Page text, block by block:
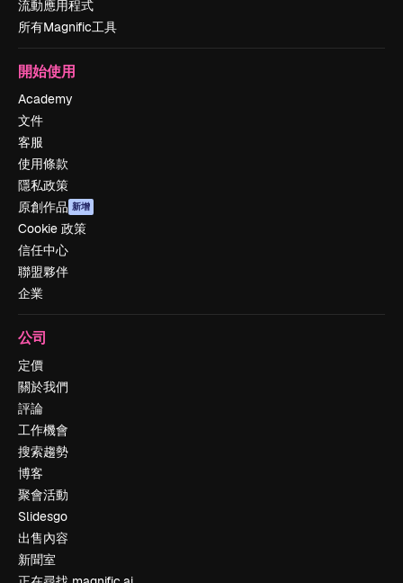
流動應用程式
所有Magnific工具
開始使用
Academy
文件
客服
使用條款
隱私政策
原創作品 新增
Cookie 政策
信任中心
聯盟夥伴
企業
公司
定價
關於我們
評論
工作機會
搜索趨勢
博客
聚會活動
Slidesgo
出售內容
新聞室